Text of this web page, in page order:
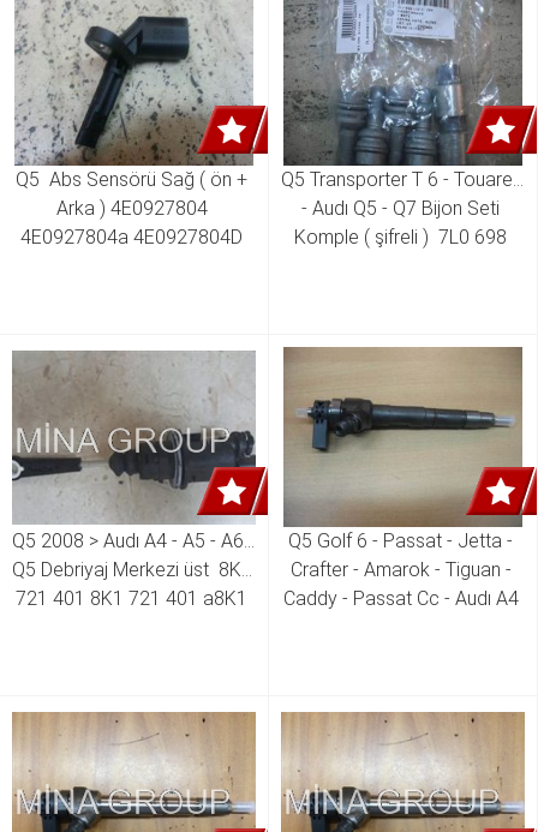
Q5  Abs Sensörü Sağ ( ön +
Arka ) 4E0927804
4E0927804a 4E0927804D
Q5 Transporter T 6 - Touareg
- Audı Q5 - Q7 Bijon Seti
Komple ( şifreli )  7L0 698
Q5 2008 > Audı A4 - A5 - A6 -
Q5 Debriyaj Merkezi üst  8K1
721 401 8K1 721 401 a8K1
Q5 Golf 6 - Passat - Jetta -
Crafter - Amarok - Tiguan -
Caddy - Passat Cc - Audı A4
Cnfa - Cfhc Motor Enjektör
03L 130 277 J 03L 130 277